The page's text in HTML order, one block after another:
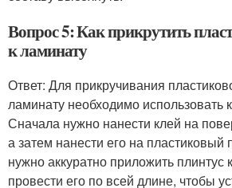
Вопрос 5: Как прикрутить
к ламинату
Ответ: Для прикручивания
ламинату необходимо использовать
Сначала нужно нанести клей на
а затем нанести его на пластиковый
нужно аккуратно приложить плинтус
провести его по всей длине, чтобы